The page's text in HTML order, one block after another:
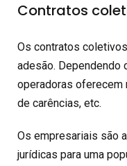
Contratos
Os contratos
adesão. Dependendo
operadoras oferecem
de carências, etc.
Os empresariais são
jurídicas para uma